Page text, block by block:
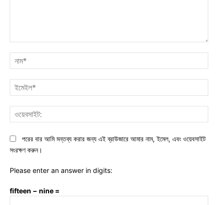
পরের বার আমি মন্তব্য করার জন্য এই ব্রাউজারে আমার নাম, ইমেল, এবং ওয়েবসাইট
সংরক্ষণ করুন।
Please enter an answer in digits:
fifteen − nine =